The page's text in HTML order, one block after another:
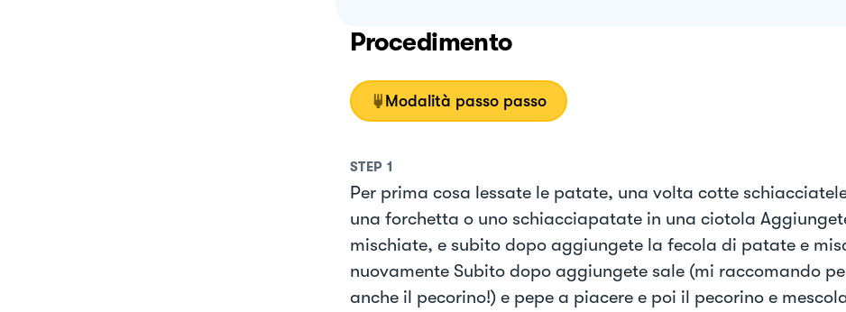
Procedimento
Modalità passo passo
STEP 1
Per prima cosa lessate le patate, una volta cotte
una forchetta o uno schiacciapatate in una ciotola
mischiate, e subito dopo aggiungete la fecola di patate e
nuovamente Subito dopo aggiungete sale (mi raccomando
anche il pecorino!) e pepe a piacere e poi il pecorino e